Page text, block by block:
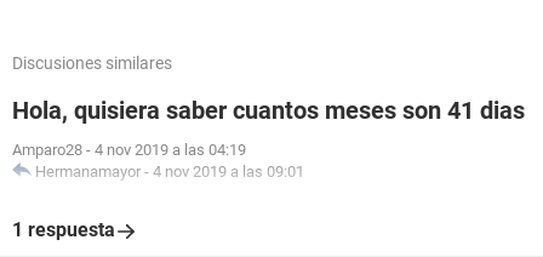
Discusiones similares
Hola, quisiera saber cuantos meses son 41 dias
Amparo28 - 4 nov 2019 a las 04:19
Hermanamayor - 4 nov 2019 a las 09:01
1 respuesta